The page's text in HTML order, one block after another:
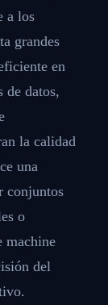
a los
grandes
en
de datos,
la calidad
una
conjuntos
o
machine
del